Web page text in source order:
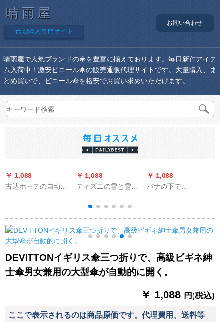
晴雨屋
代理購入専門サイト
お問い合わせ
晴雨屋で人気ブランドの傘を豊富に揃えております。毎日新作アイテ
ム入荷中！激安ビニール傘の販売通販代理サイトです。大量購入、ま
とめ買いで、ビニール傘を格安でお買い求めいただけます。
￥ 1,088
古达ホーテの自动伞
用伞カバマシンは
LOGOカスケードG
22の新型ステアリン
グ420*260*760 MM
を印刷します。
￥ 1,088
ディズニの雪と雪の
チーがカラバンの位
のつばを持つことに
なっています。厚い
漫画の小学生レイン
コーストLサイズをプ
リーズにします。
￥ 1,088
パナの下で
女性パラソルの日よ
け傘晴雨兼用傘紫外
黒の傘の軽さ鉛筆シ
リズ
DEVITTONイギリス傘三つ折りで、高級ビギネ紳
士傘男女兼用の大型傘が自動的に開く。
￥ 1,088 円(税込)
ここで表示されるのは商品原価です。代理費用、送料等